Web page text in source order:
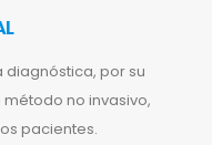
diagnóstica, por su
no invasivo,
pacientes.